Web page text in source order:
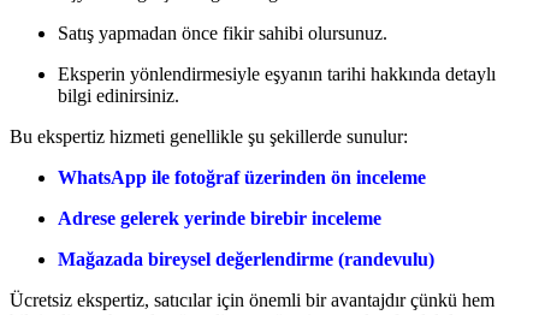
Satış yapmadan önce fikir sahibi olursunuz.
Eksperin yönlendirmesiyle eşyanın tarihi hakkında detaylı
bilgi edinirsiniz.
Bu ekspertiz hizmeti genellikle şu şekillerde sunulur:
WhatsApp ile fotoğraf üzerinden ön inceleme
Adrese gelerek yerinde birebir inceleme
Mağazada bireysel değerlendirme (randevulu)
Ücretsiz ekspertiz, satıcılar için önemli bir avantajdır çünkü hem